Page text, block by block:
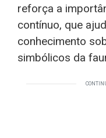
reforça a
contínuo, que
conhecimento
simbólicos da